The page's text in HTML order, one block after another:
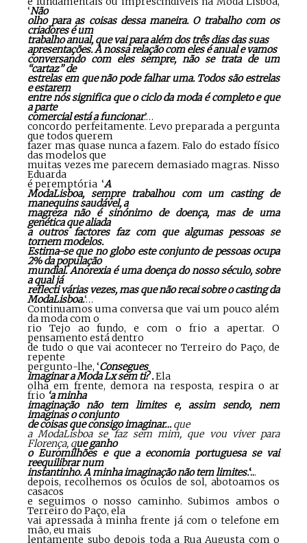
‘Não
olho para as coisas dessa maneira. O trabalho com os
criadores é um
trabalho anual, que vai para além dos três dias das suas
apresentações. A nossa relação com eles é anual e vamos
conversando com eles sempre, não se trata de um
“cartaz” de
estrelas em que não pode falhar uma. Todos são estrelas
e estarem
entre nós significa que o ciclo da moda é completo e que
a parte
comercial está a funcionar.’…
concordo perfeitamente. Levo preparada a pergunta
que todos querem
fazer mas quase nunca a fazem. Falo do estado físico
das modelos que
muitas vezes me parecem demasiado magras. Nisso
Eduarda
é peremptória ‘A
ModaLisboa, sempre trabalhou com um casting de
manequins saudável, a
magreza não é sinónimo de doença, mas de uma
genética que aliada
a outros factores faz com que algumas pessoas se
tornem modelos.
Estima-se que no globo este conjunto de pessoas ocupa
2% da população
mundial. Anorexia é uma doença do nosso século, sobre
a qual já
reflecti várias vezes, mas que não recai sobre o casting da
ModaLisboa.‘…
Continuamos uma conversa que vai um pouco além
da moda com o
rio Tejo ao fundo, e com o frio a apertar. O
pensamento está dentro
de tudo o que vai acontecer no Terreiro do Paço, de
repente
pergunto-lhe, ‘Consegues
imaginar a Moda Lx sem ti? .Ela
olha em frente, demora na resposta, respira o ar
frio ‘a minha
imaginação não tem limites e, assim sendo, nem
imaginas o conjunto
de coisas que consigo imaginar…que
a ModaLisboa se faz sem mim, que vou viver para
Florença, que ganho
o Euromilhões e que a economia portuguesa se vai
reequilibrar num
instantinho. A minha imaginação não tem limites.‘...
depois, recolhemos os óculos de sol, abotoamos os
casacos
e seguimos o nosso caminho. Subimos ambos o
Terreiro do Paço, ela
vai apressada à minha frente já com o telefone em
mão, eu mais
lentamente subo depois toda a Rua Augusta com o